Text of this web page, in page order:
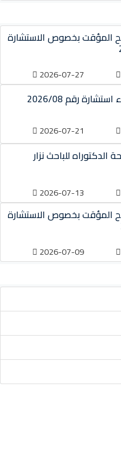
المؤقت بخصوص الاستشارة
2026-07-27
رقم 2026/08
2026-07-21
للباحث نزار
2026-07-13
المؤقت بخصوص الاستشارة
2026-07-09